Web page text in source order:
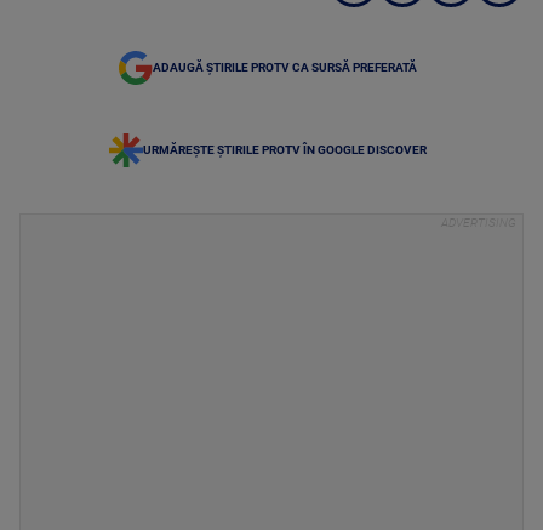
ADAUGĂ ȘTIRILE PROTV CA SURSĂ PREFERATĂ
URMĂREȘTE ȘTIRILE PROTV ÎN GOOGLE DISCOVER